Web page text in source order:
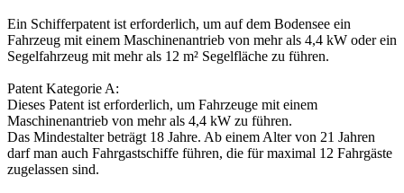
Ein Schifferpatent ist erforderlich, um auf dem Bodensee ein
Fahrzeug mit einem Maschinenantrieb von mehr als 4,4 kW oder ein
Segelfahrzeug mit mehr als 12 m² Segelfläche zu führen.
Patent Kategorie A:
Dieses Patent ist erforderlich, um Fahrzeuge mit einem
Maschinenantrieb von mehr als 4,4 kW zu führen.
Das Mindestalter beträgt 18 Jahre. Ab einem Alter von 21 Jahren
darf man auch Fahrgastschiffe führen, die für maximal 12 Fahrgäste
zugelassen sind.